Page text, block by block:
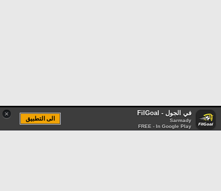
× في الجول - FilGoal
Sarmady
FREE - In Google Play
الى التطبيق